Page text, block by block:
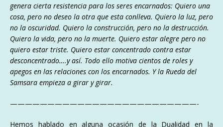
genera cierta resistencia para los seres encarnados: Quiero una
cosa, pero no deseo la otra que esta conlleva. Quiero la luz, pero
no la oscuridad. Quiero la construcción, pero no la destrucción.
Quiero la vida, pero no la muerte. Quiero estar alegre pero no
quiero estar triste. Quiero estar concentrado contra estar
desconcentrado….y así. Todo ello motiva cientos de roles y
apegos en las relaciones con los encarnados. Y la Rueda del
Samsara empieza a girar y girar.
—————————————————————————-
Hemos hablado en alguna ocasión de la Dualidad en la